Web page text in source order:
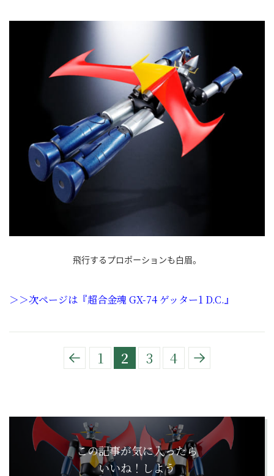
飛行するプロポーションも白眉。
＞＞次ページは『超合金魂 GX-74 ゲッター1 D.C.』
1 2 3 4
この記事が気に入ったら
いいね！しよう